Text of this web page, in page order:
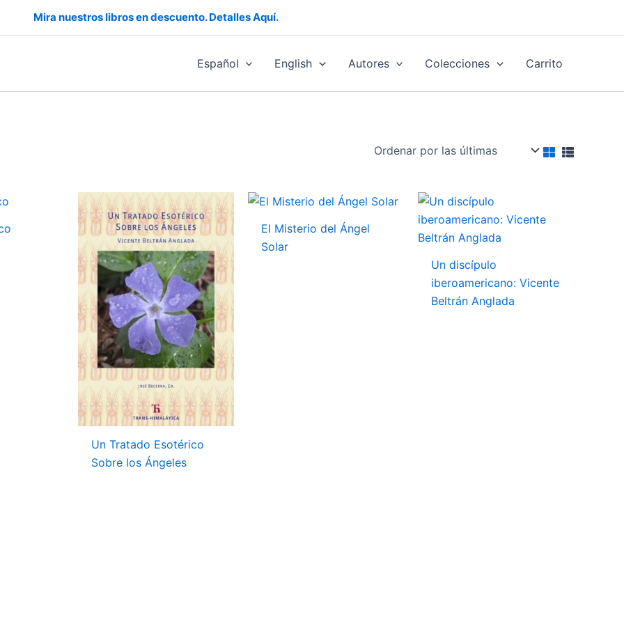
Mira nuestros libros en descuento. Detalles Aquí.
Español English Autores Colecciones Carrito
Un Tratado Esotérico
Sobre los Ángeles
El Misterio del Ángel
Solar
Un discípulo
iberoamericano: Vicente
Beltrán Anglada